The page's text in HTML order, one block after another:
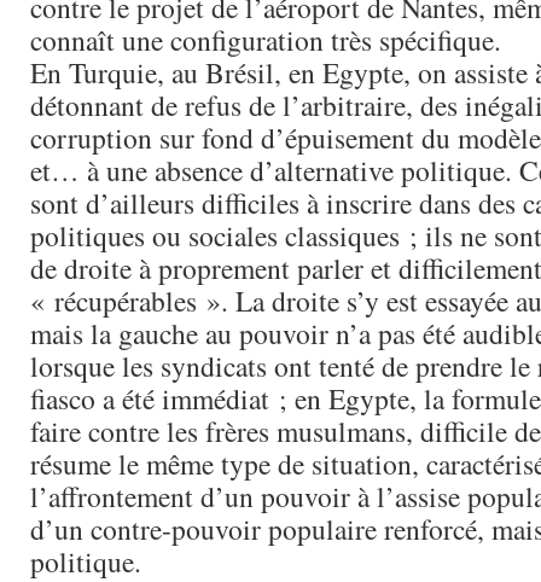
connaît une configuration très spécifique.
En Turquie, au Brésil, en Egypte, on assiste
détonnant de refus de l’arbitraire, des
corruption sur fond d’épuisement du
et… à une absence d’alternative politique.
sont d’ailleurs difficiles à inscrire dans des
politiques ou sociales classiques ; ils ne
de droite à proprement parler et difficilement
« récupérables ». La droite s’y est essayée
mais la gauche au pouvoir n’a pas été
lorsque les syndicats ont tenté de prendre
fiasco a été immédiat ; en Egypte, la
faire contre les frères musulmans, difficile
résume le même type de situation,
l’affrontement d’un pouvoir à l’assise
d’un contre-pouvoir populaire renforcé,
politique.